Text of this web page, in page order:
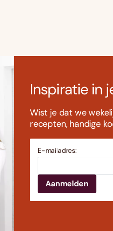
Inspiratie in
Wist je dat we
recepten, handige
E-mailadres: